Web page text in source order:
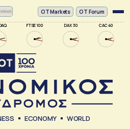
FTSE 100 DAX 30 CAC 40
ΟΤ Markets OT Forum
ECONOMY WORLD